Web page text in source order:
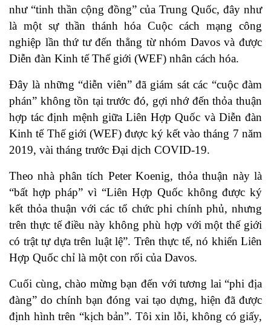
như “tinh thần cộng đồng” của Trung Quốc, đây như
là một sự thần thánh hóaCuộc cách mạng công
nghiệp lần thứ tưđến thẳng từ nhóm Davos và được
Diễn đàn Kinh tế Thế giới (WEF) nhân cách hóa.
Đây là những “diễn viên” đã giám sát các “cuộc đàm
phán” không tồn tại trước đó, gợi nhớ đến thỏa thuận
hợp tác định mệnh giữa Liên Hợp Quốc và Diễn đàn
Kinh tế Thế giới (WEF) được ký kết vào tháng 7 năm
2019, vài tháng trước Đại dịch COVID-19.
Theo nhà phân tích Peter Koenig, thỏa thuận này là
“bất hợp pháp” vì “Liên Hợp Quốc không được ký
kết thỏa thuận với các tổ chức phi chính phủ, nhưng
trên thực tế điều này không phù hợp với một thế giới
có trật tự dựa trên luật lệ”. Trên thực tế, nó khiến Liên
Hợp Quốc chỉ là một con rối của Davos.
Cuối cùng, chào mừng bạn đến với tương lai “phi địa
đàng” do chính bạn đóng vai tạo dựng, hiện đã được
định hình trên “kịch bản”. Tôi xin lỗi, không có giấy,